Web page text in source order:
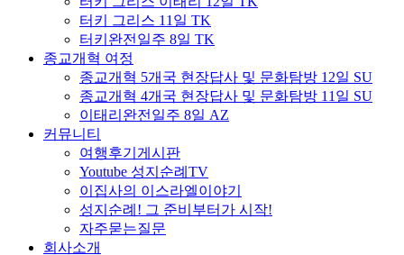
터키 그리스 11일 TK
터키완전일주 8일 TK
종교개혁 여정
종교개혁 5개국 현장답사 및 문화탐방 12일 SU
종교개혁 4개국 현장답사 및 문화탐방 11일 SU
이태리완전일주 8일 AZ
커뮤니티
여행후기게시판
Youtube 성지순례TV
이집사의 이스라엘이야기
성지순례! 그 준비부터가 시작!
자주묻는질문
회사소개